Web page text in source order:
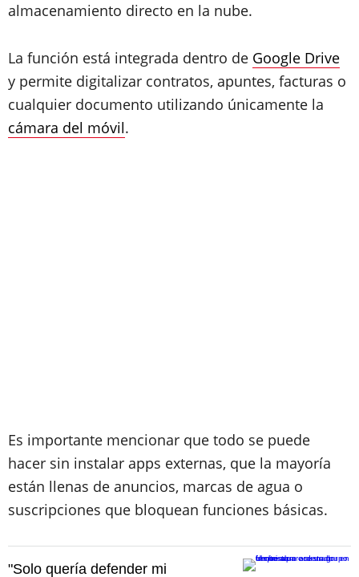
almacenamiento directo en la nube.
La función está integrada dentro de Google Drive
y permite digitalizar contratos, apuntes, facturas o
cualquier documento utilizando únicamente la
cámara del móvil.
Es importante mencionar que todo se puede
hacer sin instalar apps externas, que la mayoría
están llenas de anuncios, marcas de agua o
suscripciones que bloquean funciones básicas.
"Solo quería defender mi